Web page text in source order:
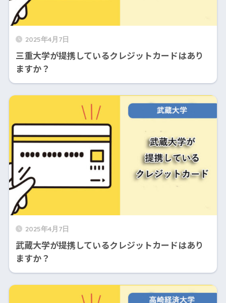
2025年4月7日
三重大学が提携しているクレジットカードはあり
ますか？
2025年4月7日
武蔵大学が提携しているクレジットカードはあり
ますか？